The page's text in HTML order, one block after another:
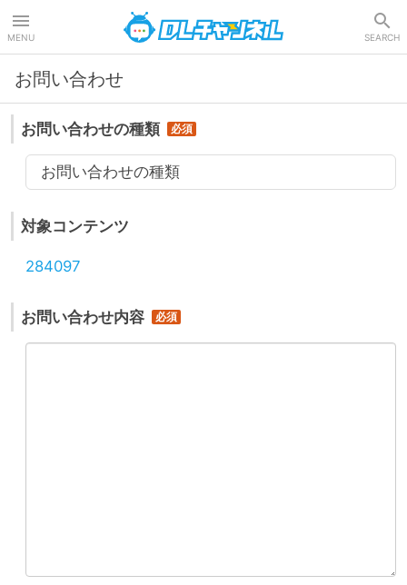
MENU SEARCH
お問い合わせ
お問い合わせの種類
お問い合わせの種類
対象コンテンツ
284097
お問い合わせ内容